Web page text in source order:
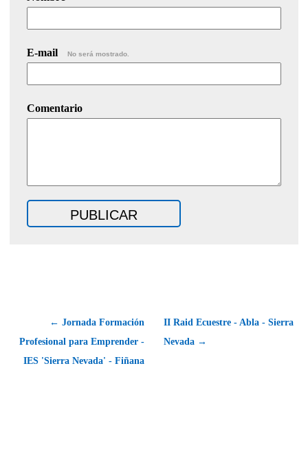
E-mail No será mostrado.
Comentario
← Jornada Formación
Profesional para Emprender -
IES 'Sierra Nevada' - Fiñana
II Raid Ecuestre - Abla - Sierra
Nevada →